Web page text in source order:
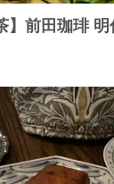
】前田珈琲